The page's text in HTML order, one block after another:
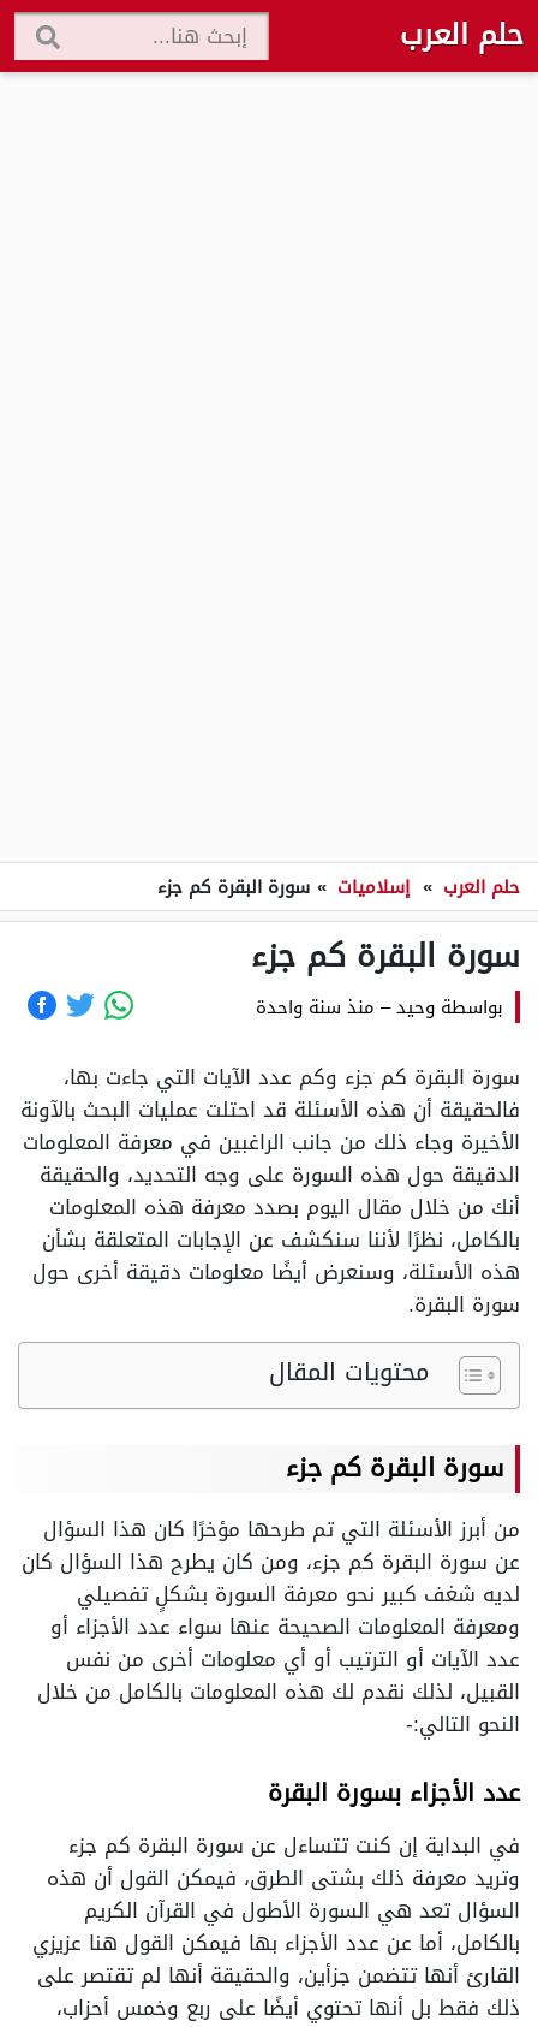
حلم العرب
حلم العرب » إسلاميات » سورة البقرة كم جزء
سورة البقرة كم جزء
بواسطة وحيد– منذ سنة واحدة
سورة البقرة كم جزء وكم عدد الآيات التي جاءت بها،
فالحقيقة أن هذه الأسئلة قد احتلت عمليات البحث بالآونة
الأخيرة وجاء ذلك من جانب الراغبين في معرفة المعلومات
الدقيقة حول هذه السورة على وجه التحديد، والحقيقة
أنك من خلال مقال اليوم بصدد معرفة هذه المعلومات
بالكامل، نظرًا لأننا سنكشف عن الإجابات المتعلقة بشأن
هذه الأسئلة، وسنعرض أيضًا معلومات دقيقة أخرى حول
سورة البقرة.
محتويات المقال
سورة البقرة كم جزء
من أبرز الأسئلة التي تم طرحها مؤخرًا كان هذا السؤال
عن سورة البقرة كم جزء، ومن كان يطرح هذا السؤال كان
لديه شغف كبير نحو معرفة السورة بشكلٍ تفصيلي
ومعرفة المعلومات الصحيحة عنها سواء عدد الأجزاء أو
عدد الآيات أو الترتيب أو أي معلومات أخرى من نفس
القبيل، لذلك نقدم لك هذه المعلومات بالكامل من خلال
النحو التالي:-
عدد الأجزاء بسورة البقرة
في البداية إن كنت تتساءل عن سورة البقرة كم جزء
وتريد معرفة ذلك بشتى الطرق، فيمكن القول أن هذه
السؤال تعد هي السورة الأطول في القرآن الكريم
بالكامل، أما عن عدد الأجزاء بها فيمكن القول هنا عزيزي
القارئ أنها تتضمن جزأين، والحقيقة أنها لم تقتصر على
ذلك فقط بل أنها تحتوي أيضًا على ربع وخمس أحزاب،